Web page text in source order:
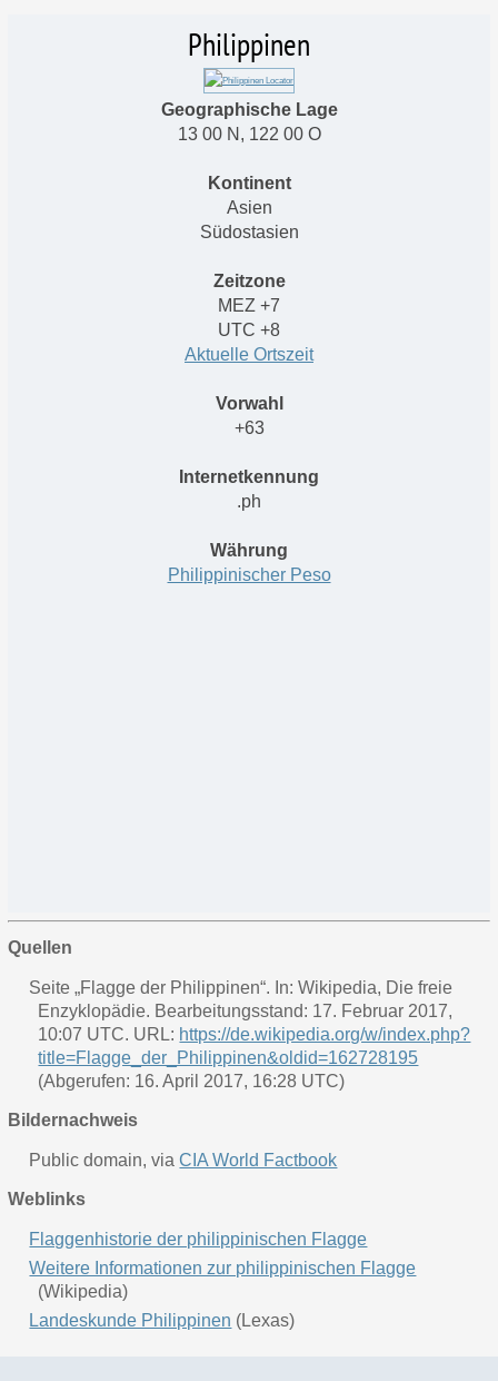
Philippinen
Geographische Lage
13 00 N, 122 00 O
Kontinent
Asien
Südostasien
Zeitzone
MEZ +7
UTC +8
Aktuelle Ortszeit
Vorwahl
+63
Internetkennung
.ph
Währung
Philippinischer Peso
Quellen
Seite „Flagge der Philippinen“. In: Wikipedia, Die freie
Enzyklopädie. Bearbeitungsstand: 17. Februar 2017,
10:07 UTC. URL: https://de.wikipedia.org/w/index.php?
title=Flagge_der_Philippinen&oldid=162728195
(Abgerufen: 16. April 2017, 16:28 UTC)
Bildernachweis
Public domain, viaCIA World Factbook
Weblinks
Flaggenhistorie der philippinischen Flagge
Weitere Informationen zur philippinischen Flagge
(Wikipedia)
Landeskunde Philippinen (Lexas)